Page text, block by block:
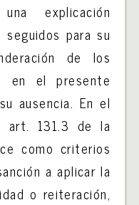
explicación
para su
de los
en el presente
ausencia. En el
art. 131.3 de la
como criterios
a aplicar la
o reiteración,